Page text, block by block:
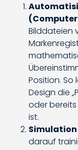
Bilddateien
Position.
Design die
oder
ist.
darauf